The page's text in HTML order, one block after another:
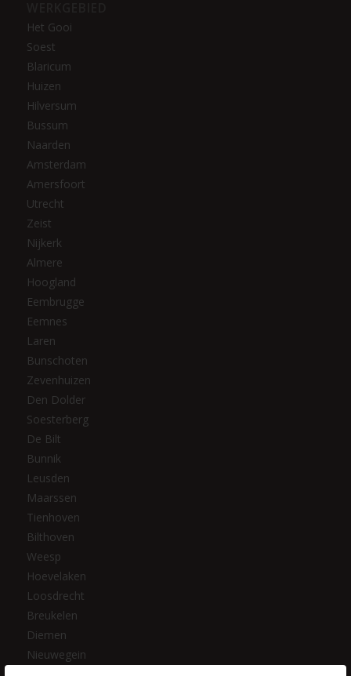
Het Gooi
Soest
Blaricum
Huizen
Hilversum
Bussum
Naarden
Amsterdam
Amersfoort
Utrecht
Zeist
Nijkerk
Almere
Hoogland
Eembrugge
Eemnes
Laren
Bunschoten
Zevenhuizen
Den Dolder
Soesterberg
De Bilt
Bunnik
Leusden
Maarssen
Tienhoven
Bilthoven
Weesp
Hoevelaken
Loosdrecht
Breukelen
Diemen
Nieuwegein